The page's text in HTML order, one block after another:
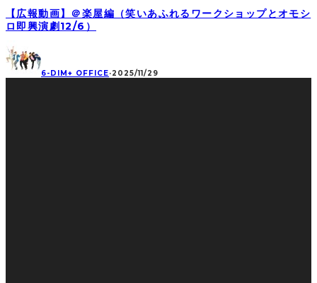
【広報動画】＠楽屋編（笑いあふれるワークショップとオモシ
ロ即興演劇12/6）
6-DIM+ OFFICE·2025/11/29